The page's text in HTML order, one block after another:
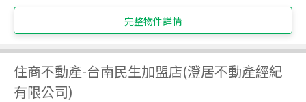
完整物件詳情
住商不動產-台南民生加盟店(澄居不動產經紀
有限公司)